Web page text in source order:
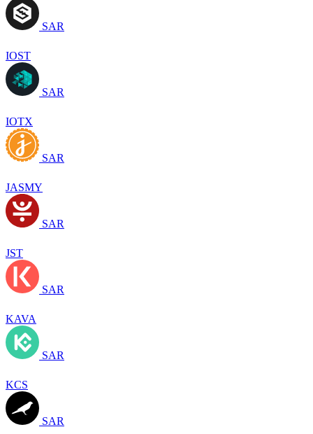
SAR
IOST
SAR
IOTX
SAR
JASMY
SAR
JST
SAR
KAVA
SAR
KCS
SAR